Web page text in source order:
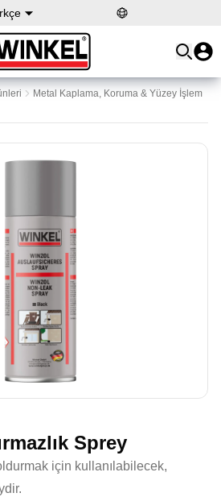
Winkel
Metal Kaplama, Koruma & Yüzey İşlem
Sprey
için kullanılabilecek,